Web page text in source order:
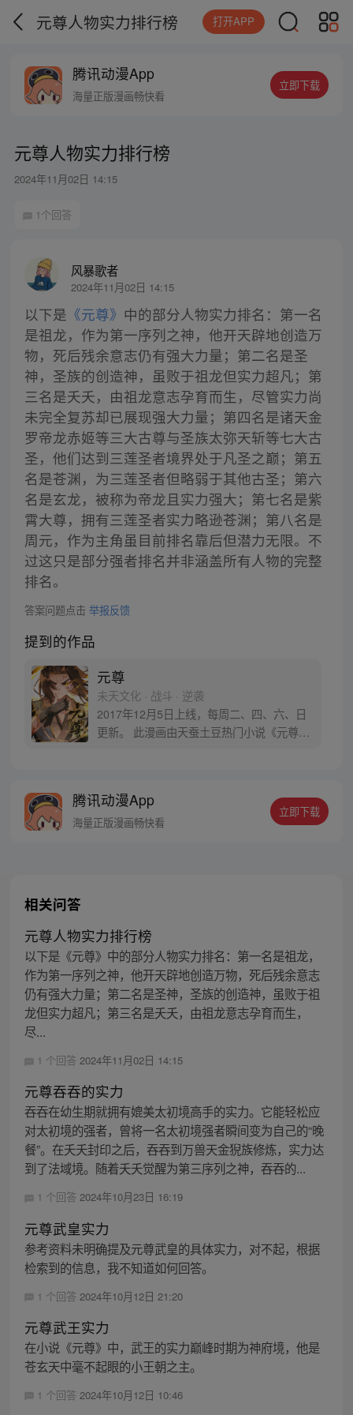
元尊人物实力排行榜 打开APP
腾讯动漫App
海量正版漫画畅快看
立即下载
元尊人物实力排行榜
2024年11月02日 14:15
1个回答
风暴歌者
2024年11月02日 14:15
以下是 《元尊》 中的部分人物实力排名：第一名
是祖龙，作为第一序列之神，他开天辟地创造万
物，死后残余意志仍有强大力量；第二名是圣
神，圣族的创造神，虽败于祖龙但实力超凡；第
三名是夭夭，由祖龙意志孕育而生，尽管实力尚
未完全复苏却已展现强大力量；第四名是诸天金
罗帝龙赤姬等三大古尊与圣族太弥天斩等七大古
圣，他们达到三莲圣者境界处于凡圣之巅；第五
名是苍渊，为三莲圣者但略弱于其他古圣；第六
名是玄龙，被称为帝龙且实力强大；第七名是紫
霄大尊，拥有三莲圣者实力略逊苍渊；第八名是
周元，作为主角虽目前排名靠后但潜力无限。不
过这只是部分强者排名并非涵盖所有人物的完整
排名。
答案问题点击 举报反馈
提到的作品
元尊
未天文化 · 战斗 · 逆袭
2017年12月5日上线，每周二、四、六、日
更新。 此漫画由天蚕土豆热门小说《元尊》
腾讯动漫App
海量正版漫画畅快看
立即下载
相关问答
元尊人物实力排行榜
以下是《元尊》中的部分人物实力排名：第一名是祖龙，
作为第一序列之神，他开天辟地创造万物，死后残余意志
仍有强大力量；第二名是圣神，圣族的创造神，虽败于祖
龙但实力超凡；第三名是夭夭，由祖龙意志孕育而生，
尽...
1 个回答 2024年11月02日 14:15
元尊吞吞的实力
吞吞在幼生期就拥有媲美太初境高手的实力。它能轻松应
对太初境的强者，曾将一名太初境强者瞬间变为自己的“晚
餐”。在夭夭封印之后，吞吞到万兽天金猊族修炼，实力达
到了法域境。随着夭夭觉醒为第三序列之神，吞吞的...
1 个回答 2024年10月23日 16:19
元尊武皇实力
参考资料未明确提及元尊武皇的具体实力，对不起，根据
检索到的信息，我不知道如何回答。
1 个回答 2024年10月12日 21:20
元尊武王实力
在小说《元尊》中，武王的实力巅峰时期为神府境，他是
苍玄天中毫不起眼的小王朝之主。
1 个回答 2024年10月12日 10:46